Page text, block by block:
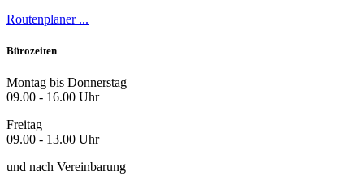
Routenplaner ...
Bürozeiten
Montag bis Donnerstag
09.00 - 16.00 Uhr
Freitag
09.00 - 13.00 Uhr
und nach Vereinbarung